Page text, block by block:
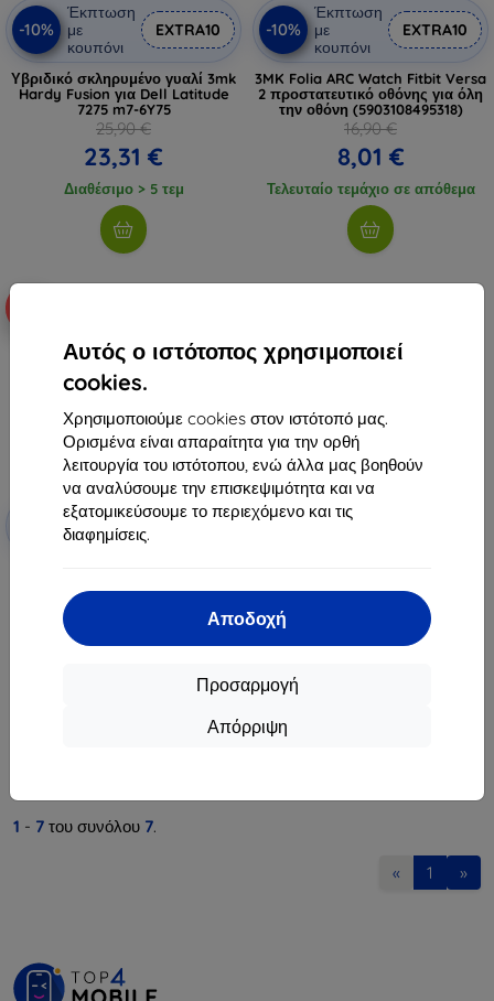
Αυτός ο ιστότοπος χρησιμοποιεί
cookies.
Χρησιμοποιούμε cookies στον ιστότοπό μας.
Ορισμένα είναι απαραίτητα για την ορθή
λειτουργία του ιστότοπου, ενώ άλλα μας βοηθούν
να αναλύσουμε την επισκεψιμότητα και να
εξατομικεύσουμε το περιεχόμενο και τις
διαφημίσεις.
Αποδοχή
Προσαρμογή
Απόρριψη
-10%
Έκπτωση
με
κουπόνι
EXTRA10
Υβριδικό σκληρυμένο γυαλί 3mk
Hardy Fusion για Dell Latitude
7275 m7-6Y75
25,90 €
23,31 €
Διαθέσιμο > 5 τεμ
-10%
Έκπτωση
με
κουπόνι
EXTRA10
3MK Folia ARC Watch Fitbit Versa
2 προστατευτικό οθόνης για όλη
την οθόνη (5903108495318)
16,90 €
8,01 €
Τελευταίο τεμάχιο σε απόθεμα
Έκπτωση
με
κουπόνι
EXTRA10
7275 m7-6Y75 13" υβριδικό γυαλί
(5903108495424)
16,12 €
1 - 7 του συνόλου 7.
« 1 »